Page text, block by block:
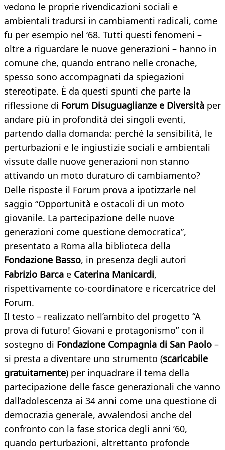
vedono le proprie rivendicazioni sociali e
ambientali tradursi in cambiamenti radicali, come
fu per esempio nel ‘68. Tutti questi fenomeni –
oltre a riguardare le nuove generazioni – hanno in
comune che, quando entrano nelle cronache,
spesso sono accompagnati da spiegazioni
stereotipate. È da questi spunti che parte la
riflessione di Forum Disuguaglianze e Diversità per
andare più in profondità dei singoli eventi,
partendo dalla domanda: perché la sensibilità, le
perturbazioni e le ingiustizie sociali e ambientali
vissute dalle nuove generazioni non stanno
attivando un moto duraturo di cambiamento?
Delle risposte il Forum prova a ipotizzarle nel
saggio “Opportunità e ostacoli di un moto
giovanile. La partecipazione delle nuove
generazioni come questione democratica”,
presentato a Roma alla biblioteca della
Fondazione Basso, in presenza degli autori
Fabrizio Barca e Caterina Manicardi,
rispettivamente co-coordinatore e ricercatrice del
Forum.
Il testo – realizzato nell’ambito del progetto “A
prova di futuro! Giovani e protagonismo” con il
sostegno di Fondazione Compagnia di San Paolo –
si presta a diventare uno strumento (scaricabile
gratuitamente) per inquadrare il tema della
partecipazione delle fasce generazionali che vanno
dall’adolescenza ai 34 anni come una questione di
democrazia generale, avvalendosi anche del
confronto con la fase storica degli anni ’60,
quando perturbazioni, altrettanto profonde